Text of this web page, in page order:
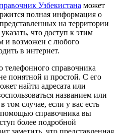
Узбекистана может
полная информация о
на территории
что доступ к этим
и возможен с любого
в интернет.
телефонного справочника
понятной и простой. С его
найти адресата или
названием или
случае, если у вас есть
помощью справочника вы
более подробной
заметить, что представленная